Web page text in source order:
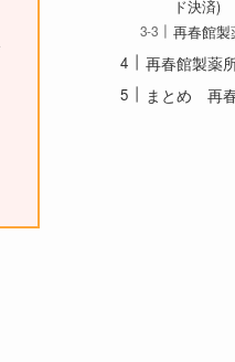
ド決済)
再春館製
再春館製薬
まとめ 再